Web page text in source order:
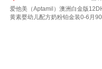
爱他美（Aptamil）澳洲白金版
黄素婴幼儿配方奶粉铂金装0-6月